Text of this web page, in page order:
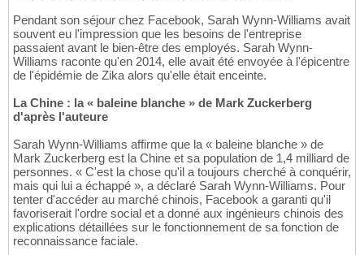
Pendant son séjour chez Facebook, Sarah Wynn-Williams avait
souvent eu l'impression que les besoins de l'entreprise
passaient avant le bien-être des employés. Sarah Wynn-
Williams raconte qu'en 2014, elle avait été envoyée à l'épicentre
de l'épidémie de Zika alors qu'elle était enceinte.
La Chine : la « baleine blanche » de Mark Zuckerberg
d'après l'auteure
Sarah Wynn-Williams affirme que la « baleine blanche » de
Mark Zuckerberg est la Chine et sa population de 1,4 milliard de
personnes. « C'est la chose qu'il a toujours cherché à conquérir,
mais qui lui a échappé », a déclaré Sarah Wynn-Williams. Pour
tenter d'accéder au marché chinois, Facebook a garanti qu'il
favoriserait l'ordre social et a donné aux ingénieurs chinois des
explications détaillées sur le fonctionnement de sa fonction de
reconnaissance faciale.